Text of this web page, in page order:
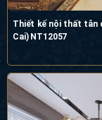
Thiết kế nội thất tân
Cai) NT12057